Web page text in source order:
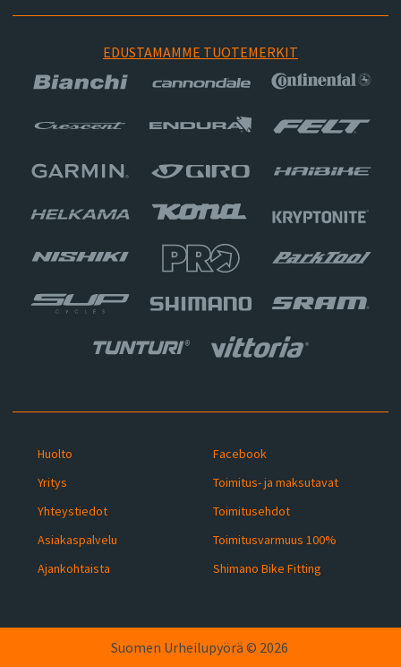
EDUSTAMAMME TUOTEMERKIT
Huolto
Yritys
Yhteystiedot
Asiakaspalvelu
Ajankohtaista
Facebook
Toimitus- ja maksutavat
Toimitusehdot
Toimitusvarmuus 100%
Shimano Bike Fitting